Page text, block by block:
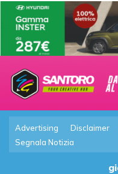
Advertising Disclaimer
Segnala Notizia